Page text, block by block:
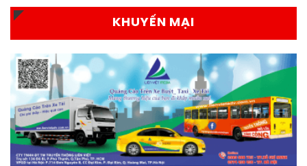
KHUYẾN MẠI